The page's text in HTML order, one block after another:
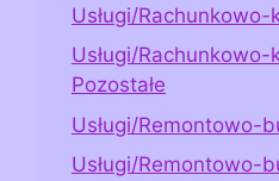
Usługi/Rachunkowo-
Usługi/Rachunkowo-
Pozostałe
Usługi/Remontowo-
Usługi/Remontowo-